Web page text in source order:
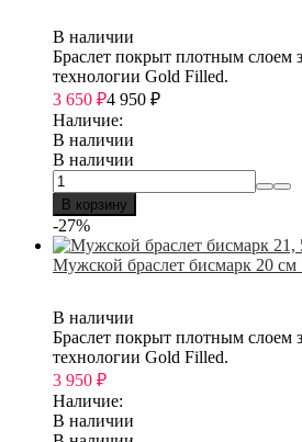
В наличии
Браслет покрыт плотным слоем
технологии Gold Filled.
3 650 ₽4 950 ₽
Наличие:
В наличии
В наличии
В корзину
-27%
Мужской браслет бисмарк 20
В наличии
Браслет покрыт плотным слоем
технологии Gold Filled.
3 950 ₽
Наличие:
В наличии